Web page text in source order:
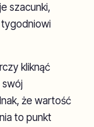
szacunki,
kliknąć
swój
że wartość
to punkt